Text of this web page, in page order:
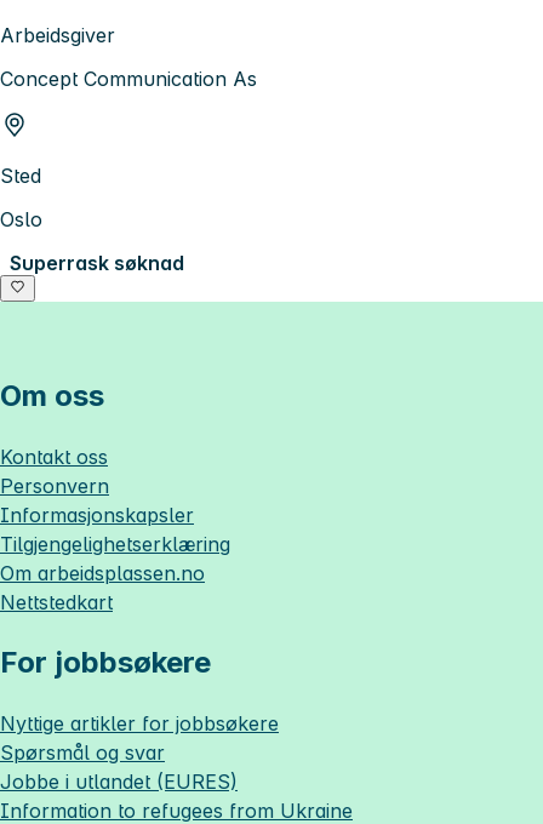
Arbeidsgiver
Concept Communication As
Sted
Oslo
Superrask søknad
Om oss
Kontakt oss
Personvern
Informasjonskapsler
Tilgjengelighetserklæring
Om arbeidsplassen.no
Nettstedkart
For jobbsøkere
Nyttige artikler for jobbsøkere
Spørsmål og svar
Jobbe i utlandet (EURES)
Information to refugees from Ukraine